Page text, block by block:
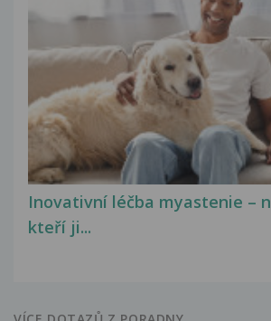
Inovativní léčba myastenie –
kteří ji...